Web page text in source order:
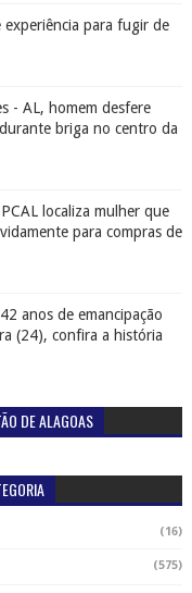
para fugir de
- AL, homem desfere
briga no centro da
localiza mulher que
para compras de
anos de emancipação
(24), confira a história
DE ALAGOAS
(16)
(575)